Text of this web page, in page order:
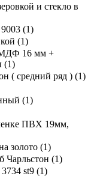
и стекло в
(1)
(1)
МДФ 16 мм +
(1)
( средний ряд ) (1)
(1)
ПВХ 19мм,
золото (1)
(1)
st9 (1)